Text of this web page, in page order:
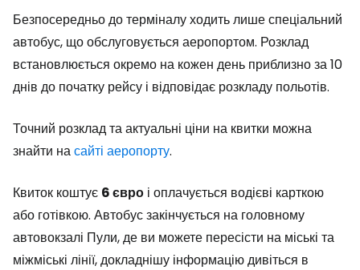
Безпосередньо до терміналу ходить лише спеціальний
автобус, що обслуговується аеропортом. Розклад
встановлюється окремо на кожен день приблизно за 10
днів до початку рейсу і відповідає розкладу польотів.
Точний розклад та актуальні ціни на квитки можна
знайти насайті аеропорту.
Квиток коштує 6 євро і оплачується водієві карткою
або готівкою. Автобус закінчується на головному
автовокзалі Пули, де ви можете пересісти на міські та
міжміські лінії, докладнішу інформацію дивіться в